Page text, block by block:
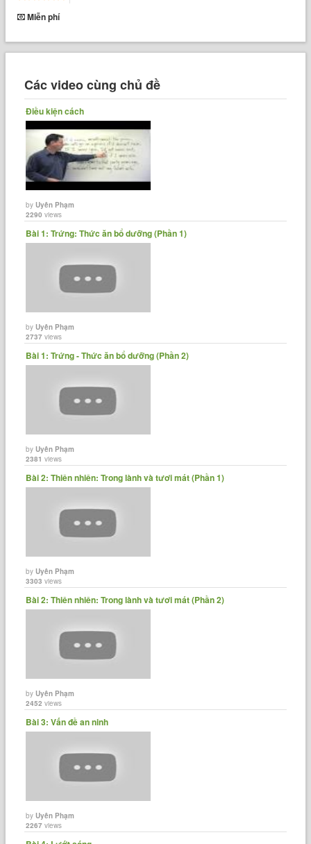
Miễn phí
Các video cùng chủ đề
Điều kiện cách
byUyên Phạm
2290 views
Bài 1: Trứng: Thức ăn bổ dưỡng (Phần 1)
byUyên Phạm
2737 views
Bài 1: Trứng - Thức ăn bổ dưỡng (Phần 2)
byUyên Phạm
2381 views
Bài 2: Thiên nhiên: Trong lành và tươi mát (Phần 1)
byUyên Phạm
3303 views
Bài 2: Thiên nhiên: Trong lành và tươi mát (Phần 2)
byUyên Phạm
2452 views
Bài 3: Vấn đề an ninh
byUyên Phạm
2267 views